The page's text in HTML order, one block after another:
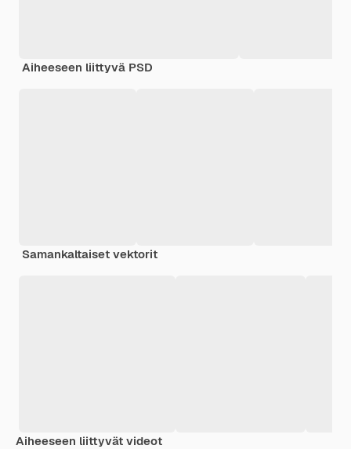
Aiheeseen liittyvä PSD
Samankaltaiset vektorit
Aiheeseen liittyvät videot